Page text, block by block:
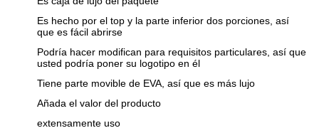
Es hecho por el top y la parte inferior dos porciones, así
que es fácil abrirse
Podría hacer modifican para requisitos particulares, así que
usted podría poner su logotipo en él
Tiene parte movible de EVA, así que es más lujo
Añada el valor del producto
extensamente uso